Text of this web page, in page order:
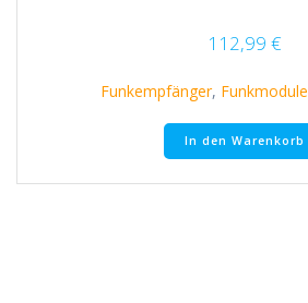
112,99 €
Funkempfänger, Funkmodule
In den Warenkorb